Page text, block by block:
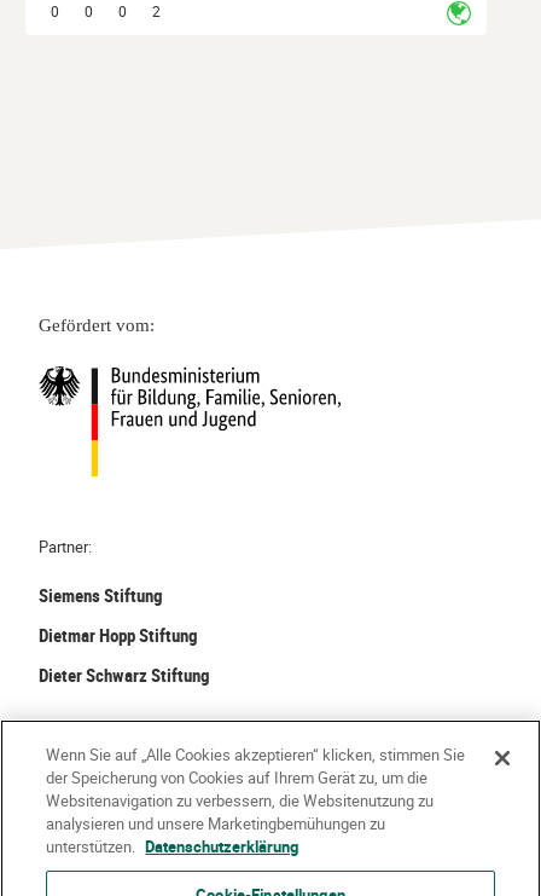
0 0 0 2
Gefördert vom:
Partner:
Siemens Stiftung
Dietmar Hopp Stiftung
Dieter Schwarz Stiftung
Kontakt Häufige Fragen
Impressum
Datenschutzerklärung
Nutzungsbedingungen
Wenn Sie auf „Alle Cookies akzeptieren“ klicken, stimmen Sie
der Speicherung von Cookies auf Ihrem Gerät zu, um die
Websitenavigation zu verbessern, die Websitenutzung zu
analysieren und unsere Marketingbemühungen zu
unterstützen. Datenschutzerklärung